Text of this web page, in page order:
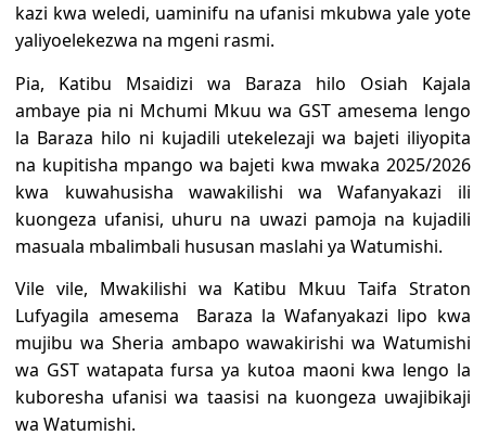
kazi kwa weledi, uaminifu na ufanisi mkubwa yale yote
yaliyoelekezwa na mgeni rasmi.
Pia, Katibu Msaidizi wa Baraza hilo Osiah Kajala
ambaye pia ni Mchumi Mkuu wa GST amesema lengo
la Baraza hilo ni kujadili utekelezaji wa bajeti iliyopita
na kupitisha mpango wa bajeti kwa mwaka 2025/2026
kwa kuwahusisha wawakilishi wa Wafanyakazi ili
kuongeza ufanisi, uhuru na uwazi pamoja na kujadili
masuala mbalimbali hususan maslahi ya Watumishi.
Vile vile, Mwakilishi wa Katibu Mkuu Taifa Straton
Lufyagila amesema Baraza la Wafanyakazi lipo kwa
mujibu wa Sheria ambapo wawakirishi wa Watumishi
wa GST watapata fursa ya kutoa maoni kwa lengo la
kuboresha ufanisi wa taasisi na kuongeza uwajibikaji
wa Watumishi.